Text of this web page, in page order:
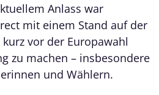
Anlass war
mit einem Stand auf der
vor der Europawahl
zu machen – insbesondere
und Wählern.